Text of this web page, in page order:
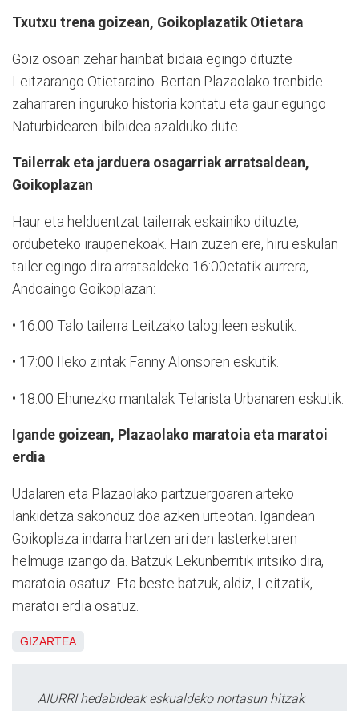
Txutxu trena goizean, Goikoplazatik Otietara
Goiz osoan zehar hainbat bidaia egingo dituzte
Leitzarango Otietaraino. Bertan Plazaolako trenbide
zaharraren inguruko historia kontatu eta gaur egungo
Naturbidearen ibilbidea azalduko dute.
Tailerrak eta jarduera osagarriak arratsaldean,
Goikoplazan
Haur eta helduentzat tailerrak eskainiko dituzte,
ordubeteko iraupenekoak. Hain zuzen ere, hiru eskulan
tailer egingo dira arratsaldeko 16:00etatik aurrera,
Andoaingo Goikoplazan:
• 16:00 Talo tailerra Leitzako talogileen eskutik.
• 17:00 Ileko zintak Fanny Alonsoren eskutik.
• 18:00 Ehunezko mantalak Telarista Urbanaren eskutik.
Igande goizean, Plazaolako maratoia eta maratoi
erdia
Udalaren eta Plazaolako partzuergoaren arteko
lankidetza sakonduz doa azken urteotan. Igandean
Goikoplaza indarra hartzen ari den lasterketaren
helmuga izango da. Batzuk Lekunberritik iritsiko dira,
maratoia osatuz. Eta beste batzuk, aldiz, Leitzatik,
maratoi erdia osatuz.
GIZARTEA
AIURRI hedabideak eskualdeko nortasun hitzak